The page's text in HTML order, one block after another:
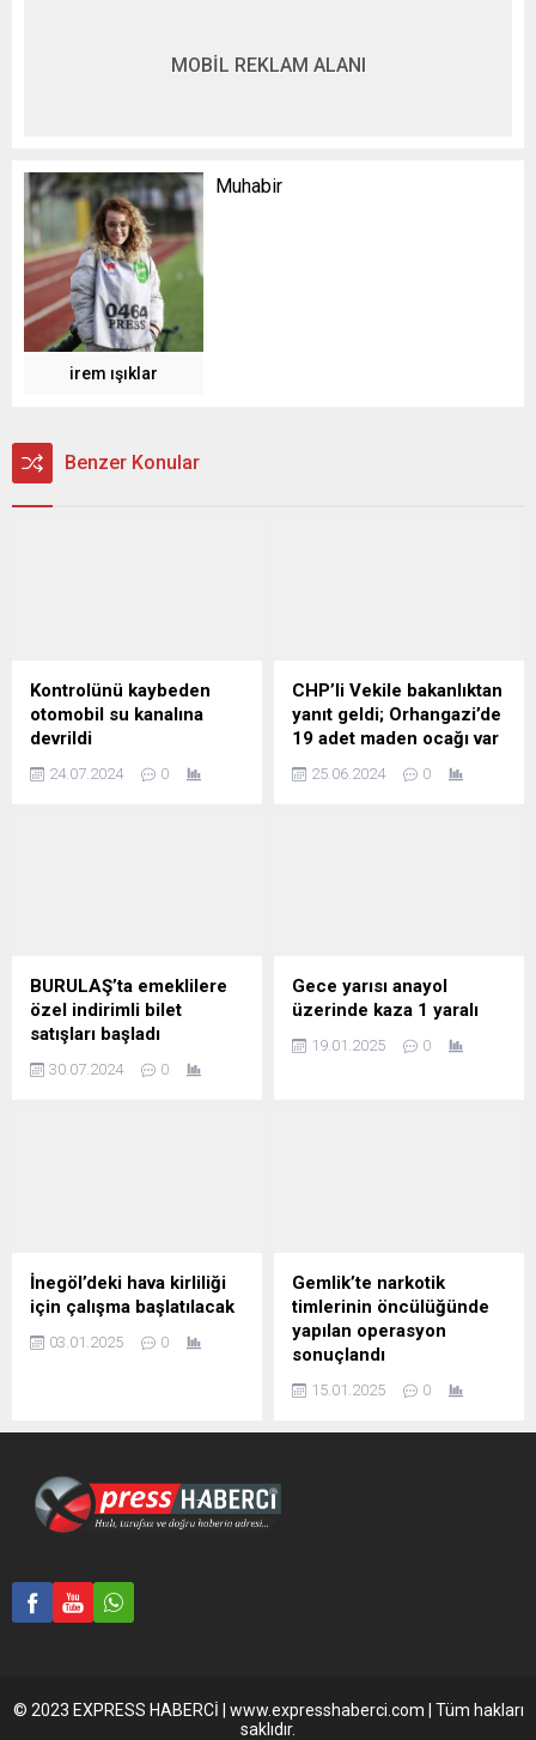
MOBİL REKLAM ALANI
irem ışıklar
Muhabir
Benzer Konular
Kontrolünü kaybeden
otomobil su kanalına
devrildi
24.07.2024 0
CHP’li Vekile bakanlıktan
yanıt geldi; Orhangazi’de
19 adet maden ocağı var
25.06.2024 0
BURULAŞ’ta emeklilere
özel indirimli bilet
satışları başladı
30.07.2024 0
Gece yarısı anayol
üzerinde kaza 1 yaralı
19.01.2025 0
İnegöl’deki hava kirliliği
için çalışma başlatılacak
03.01.2025 0
Gemlik’te narkotik
timlerinin öncülüğünde
yapılan operasyon
sonuçlandı
15.01.2025 0
© 2023 EXPRESS HABERCİ | www.expresshaberci.com | Tüm hakları
saklıdır.